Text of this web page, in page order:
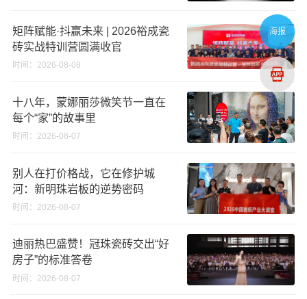
矩阵赋能·抖赢未来 | 2026裕成瓷
砖实战特训营圆满收官
时间：2026-08-08
十八年，蒙娜丽莎微笑节一直在
每个“家”的故事里
时间：2026-08-07
别人在打价格战，它在修护城
河：新明珠岩板的逆势密码
时间：2026-08-07
迪丽热巴盛赞！冠珠瓷砖交出“好
房子”的标准答卷
时间：2026-08-07
海报